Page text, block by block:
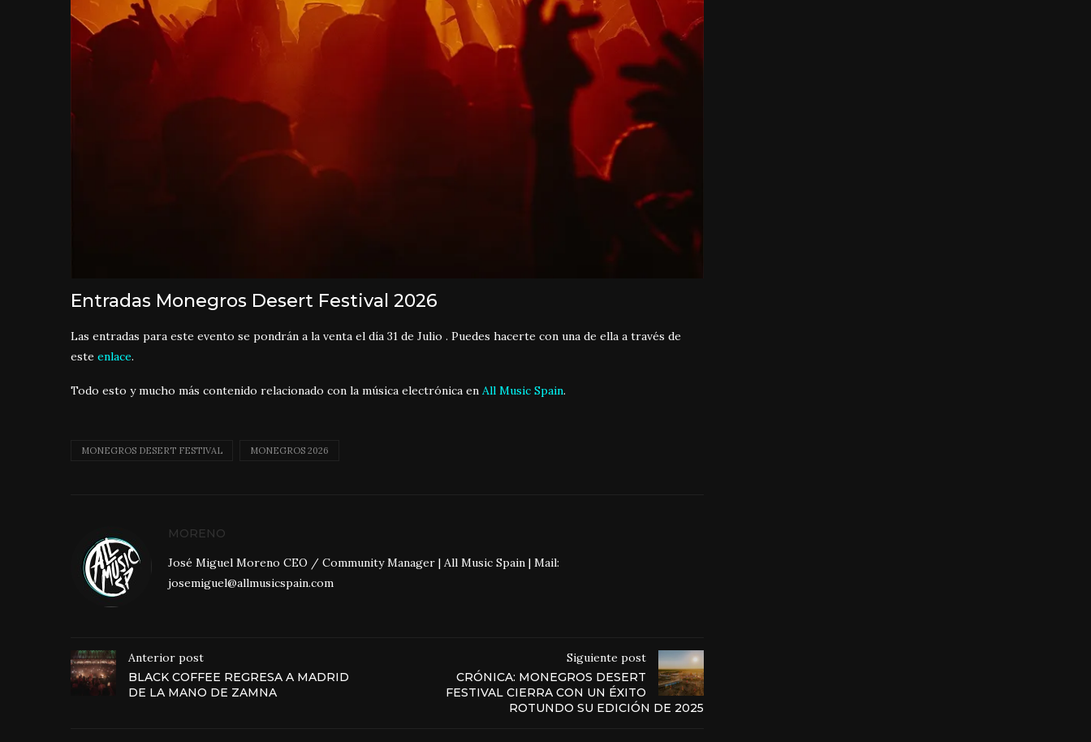
Entradas Monegros Desert Festival 2026
Las entradas para este evento se pondrán a la venta el día 31 de Julio . Puedes hacerte con una de ella a través de
este enlace.
Todo esto y mucho más contenido relacionado con la música electrónica en All Music Spain.
MONEGROS DESERT FESTIVAL MONEGROS 2026
MORENO
José Miguel Moreno CEO / Community Manager | All Music Spain | Mail:
josemiguel@allmusicspain.com
Anterior post
BLACK COFFEE REGRESA A MADRID
DE LA MANO DE ZAMNA
Siguiente post
CRÓNICA: MONEGROS DESERT
FESTIVAL CIERRA CON UN ÉXITO
ROTUNDO SU EDICIÓN DE 2025